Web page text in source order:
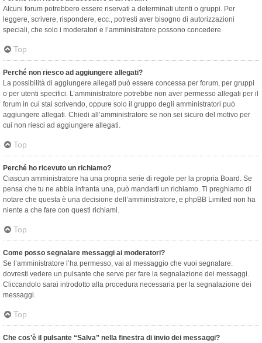
Alcuni forum potrebbero essere riservati a determinati utenti o gruppi. Per
leggere, scrivere, rispondere, ecc., potresti aver bisogno di autorizzazioni
speciali, che solo i moderatori e l’amministratore possono concedere.
Top
Perché non riesco ad aggiungere allegati?
La possibilità di aggiungere allegati può essere concessa per forum, per gruppi
o per utenti specifici. L’amministratore potrebbe non aver permesso allegati per il
forum in cui stai scrivendo, oppure solo il gruppo degli amministratori può
aggiungere allegati. Chiedi all’amministratore se non sei sicuro del motivo per
cui non riesci ad aggiungere allegati.
Top
Perché ho ricevuto un richiamo?
Ciascun amministratore ha una propria serie di regole per la propria Board. Se
pensa che tu ne abbia infranta una, può mandarti un richiamo. Ti preghiamo di
notare che questa è una decisione dell’amministratore, e phpBB Limited non ha
niente a che fare con questi richiami.
Top
Come posso segnalare messaggi ai moderatori?
Se l’amministratore l’ha permesso, vai al messaggio che vuoi segnalare:
dovresti vedere un pulsante che serve per fare la segnalazione dei messaggi.
Cliccandolo sarai introdotto alla procedura necessaria per la segnalazione dei
messaggi.
Top
Che cos’è il pulsante “Salva” nella finestra di invio dei messaggi?